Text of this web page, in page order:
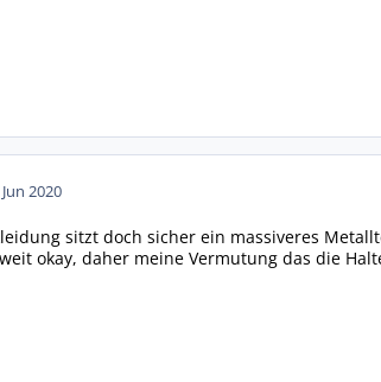
2020
sitzt doch sicher ein massiveres
okay, daher meine Vermutung das die